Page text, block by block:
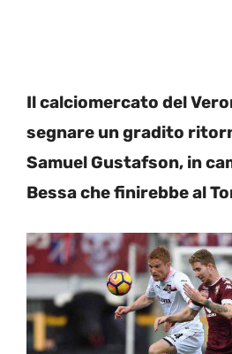
Il calciomercato del
segnare un gradito
Samuel Gustafson, in
Bessa che finirebbe al